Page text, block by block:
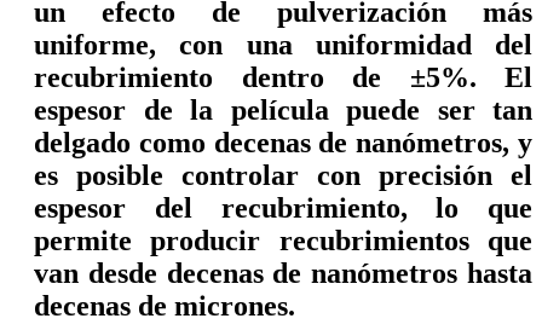
un efecto de pulverización más
uniforme, con una uniformidad del
recubrimiento dentro de ±5%. El
espesor de la película puede ser tan
delgado como decenas de nanómetros, y
es posible controlar con precisión el
espesor del recubrimiento, lo que
permite producir recubrimientos que
van desde decenas de nanómetros hasta
decenas de micrones.